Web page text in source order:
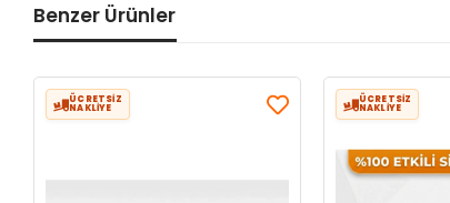
Benzer Ürünler
ÜCRETSİZ
NAKLİYE
ÜCRETSİZ
NAKLİYE